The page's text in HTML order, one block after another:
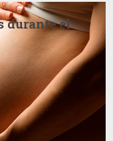
durante el